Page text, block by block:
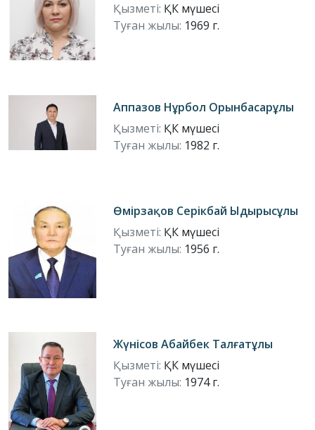
Қызметі: ҚК мүшесі
Туған жылы: 1969 г.
Аппазов Нұрбол Орынбасарұлы
Қызметі: ҚК мүшесі
Туған жылы: 1982 г.
Өмірзақов Серікбай Ыдырысұлы
Қызметі: ҚК мүшесі
Туған жылы: 1956 г.
Жүнісов Абайбек Талғатұлы
Қызметі: ҚК мүшесі
Туған жылы: 1974 г.